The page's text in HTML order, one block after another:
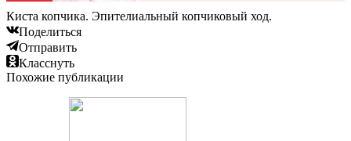
Киста копчика. Эпителиальный копчиковый ход.
Поделиться
Отправить
Класснуть
Похожие публикации